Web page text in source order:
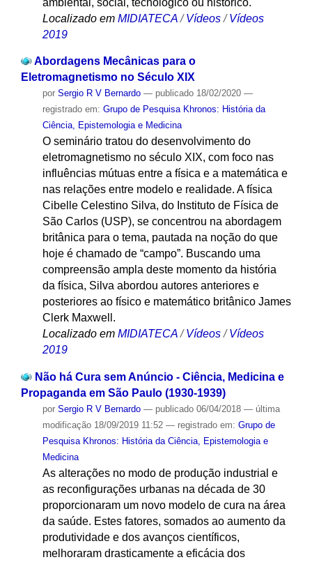
Localizado em MIDIATECA /Vídeos /Vídeos
2019
Abordagens Mecânicas para o
Eletromagnetismo no Século XIX
por Sergio R V Bernardo — publicado18/02/2020 —
registrado em: Grupo de Pesquisa Khronos: História da
Ciência, Epistemologia e Medicina
O seminário tratou do desenvolvimento do
eletromagnetismo no século XIX, com foco nas
influências mútuas entre a física e a matemática e
nas relações entre modelo e realidade. A física
Cibelle Celestino Silva, do Instituto de Física de
São Carlos (USP), se concentrou na abordagem
britânica para o tema, pautada na noção do que
hoje é chamado de “campo”. Buscando uma
compreensão ampla deste momento da história
da física, Silva abordou autores anteriores e
posteriores ao físico e matemático britânico James
Clerk Maxwell.
Localizado em MIDIATECA / Vídeos / Vídeos
2019
Não há Cura sem Anúncio - Ciência, Medicina e
Propaganda em São Paulo (1930-1939)
por Sergio R V Bernardo — publicado06/04/2018 — última
modificação18/09/2019 11:52 — registrado em: Grupo de
Pesquisa Khronos: História da Ciência, Epistemologia e
Medicina
As alterações no modo de produção industrial e
as reconfigurações urbanas na década de 30
proporcionaram um novo modelo de cura na área
da saúde. Estes fatores, somados ao aumento da
produtividade e dos avanços científicos,
melhoraram drasticamente a eficácia dos